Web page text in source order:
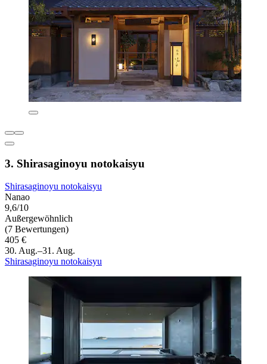
3. Shirasaginoyu notokaisyu
Shirasaginoyu notokaisyu
Nanao
9,6/10
Außergewöhnlich
(7 Bewertungen)
405 €
30. Aug.–31. Aug.
Shirasaginoyu notokaisyu